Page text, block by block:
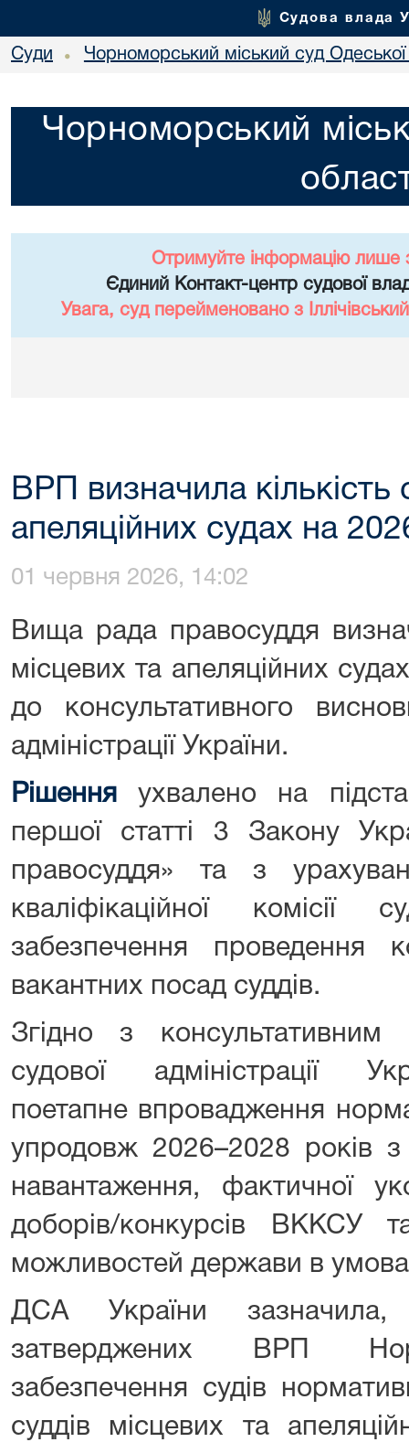
Судова влада
Суди • Чорноморський міський суд Одеської
Чорноморський
Отримуйте інформацію лише
Єдиний Контакт-центр судової
Увага, суд перейменовано з
ВРП визначила кількість
апеляційних судах на
01 червня 2026, 14:02
Вища рада правосуддя
місцевих та апеляційних
до консультативного
адміністрації України.
Рішення
ухвалено на
першої статті 3 Закону
правосуддя» та з
кваліфікаційної комісії
забезпечення проведення
вакантних посад суддів.
Згідно з консультативним
судової адміністрації
поетапне впровадження
упродовж 2026–2028 років з
навантаження, фактичної
доборів/конкурсів ВККСУ
можливостей держави в
ДСА України
затверджених ВРП
забезпечення судів
суддів місцевих та